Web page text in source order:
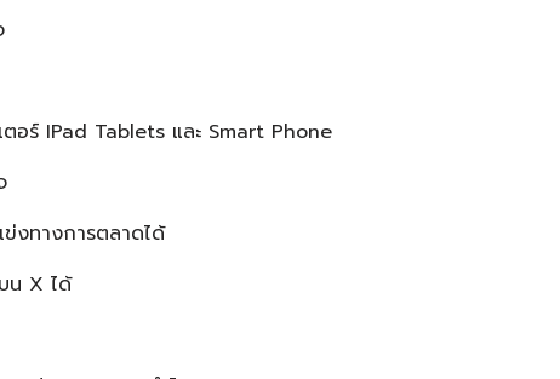
อร์ IPad Tablets และ Smart Phone
งทางการตลาดได้
น X ได้